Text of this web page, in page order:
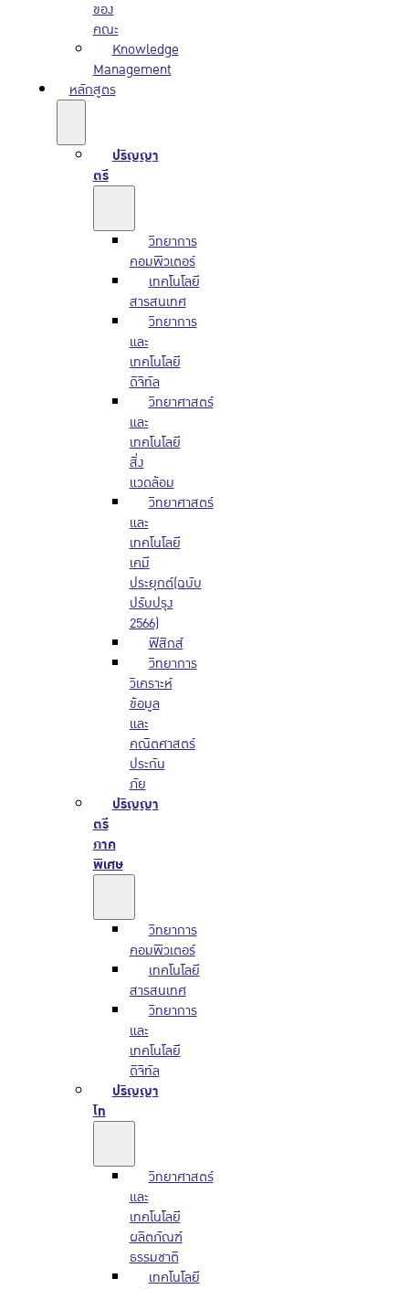
ของ
คณะ
Knowledge
Management
หลักสูตร
ปริญญา
ตรี
วิทยาการ
คอมพิวเตอร์
เทคโนโลยี
สารสนเทศ
วิทยาการ
และ
เทคโนโลยี
ดิจิทัล
วิทยาศาสตร์
และ
เทคโนโลยี
สิ่ง
แวดล้อม
วิทยาศาสตร์
และ
เทคโนโลยี
เคมี
ประยุกต์(ฉบับ
ปรับปรุง
2566)
ฟิสิกส์
วิทยาการ
วิเคราะห์
ข้อมูล
และ
คณิตศาสตร์
ประกัน
ภัย
ปริญญา
ตรี
ภาค
พิเศษ
วิทยาการ
คอมพิวเตอร์
เทคโนโลยี
สารสนเทศ
วิทยาการ
และ
เทคโนโลยี
ดิจิทัล
ปริญญา
โท
วิทยาศาสตร์
และ
เทคโนโลยี
ผลิตภัณฑ์
ธรรมชาติ
เทคโนโลยี